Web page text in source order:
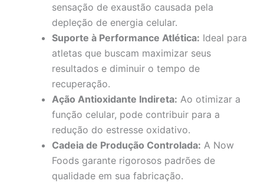
sensação de exaustão causada pela
depleção de energia celular.
Suporte à Performance Atlética: Ideal para
atletas que buscam maximizar seus
resultados e diminuir o tempo de
recuperação.
Ação Antioxidante Indireta: Ao otimizar a
função celular, pode contribuir para a
redução do estresse oxidativo.
Cadeia de Produção Controlada: A Now
Foods garante rigorosos padrões de
qualidade em sua fabricação.